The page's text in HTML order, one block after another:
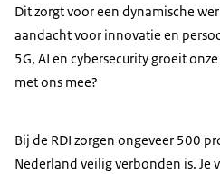
Dit zorgt voor een dynamische
aandacht voor innovatie en
5G, AI en cybersecurity groeit
met ons mee?
Bij de RDI zorgen ongeveer 500
Nederland veilig verbonden is. Je